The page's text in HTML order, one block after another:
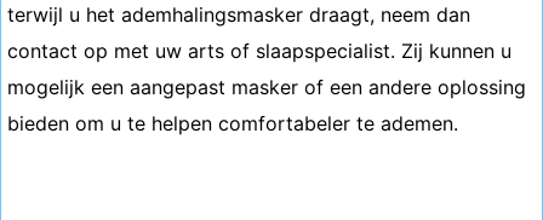
terwijl u het ademhalingsmasker draagt, neem dan
contact op met uw arts of slaapspecialist. Zij kunnen u
mogelijk een aangepast masker of een andere oplossing
bieden om u te helpen comfortabeler te ademen.